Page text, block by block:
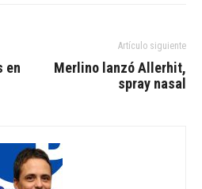
en
Artículo siguiente
Merlino lanzó Allerhit,
spray nasal